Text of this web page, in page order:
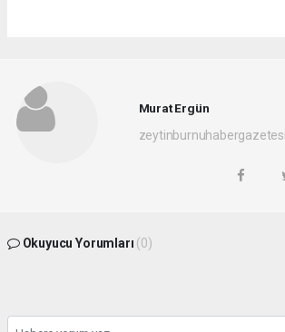
Murat Ergün
Okuyucu Yorumları (0)